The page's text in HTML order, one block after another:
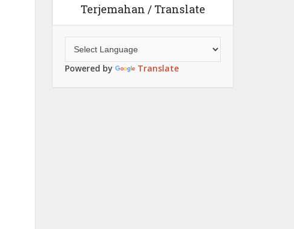
Terjemahan / Translate
Powered by Translate